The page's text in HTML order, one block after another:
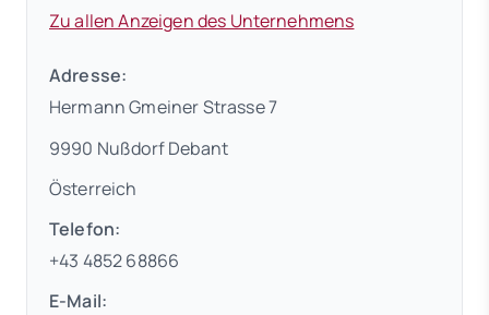
Zu allen Anzeigen des Unternehmens
Adresse:
Hermann Gmeiner Strasse 7
9990 Nußdorf Debant
Österreich
Telefon:
+43 4852 68866
E-Mail: